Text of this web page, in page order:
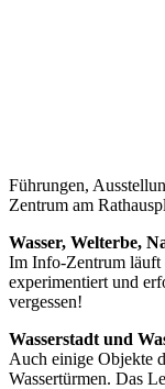
Führungen,
Zentrum am
Wasser, Welterbe,
Im Info-Zentrum läuft
experimentiert und
vergessen!
Wasserstadt und
Auch einige Objekte
Wassertürmen. Das